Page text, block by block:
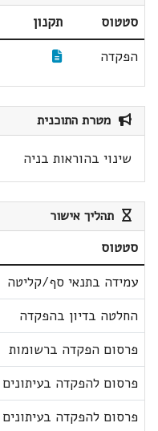
סטטוס תקנון
הפקדה
מטרת התוכנית
שינוי בהוראות בניה
תהליך אישור
סטטוס
עמידה בתנאי סף/קליטה
החלטה בדיון בהפקדה
פרסום הפקדה ברשומות
פרסום להפקדה בעיתונים
פרסום להפקדה בעיתונים